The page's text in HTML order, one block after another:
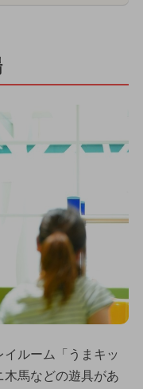
イルーム「うまキッ
木馬などの遊具があ